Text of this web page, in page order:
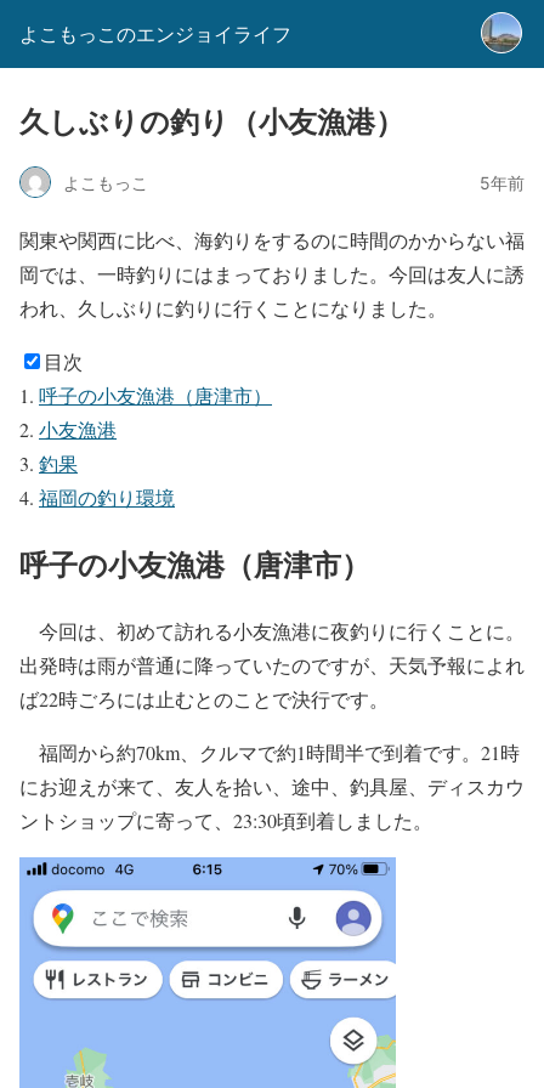
よこもっこのエンジョイライフ
久しぶりの釣り（小友漁港）
よこもっこ 5年前
関東や関西に比べ、海釣りをするのに時間のかからない福
岡では、一時釣りにはまっておりました。今回は友人に誘
われ、久しぶりに釣りに行くことになりました。
目次
呼子の小友漁港（唐津市）
小友漁港
釣果
福岡の釣り環境
呼子の小友漁港（唐津市）
今回は、初めて訪れる小友漁港に夜釣りに行くことに。
出発時は雨が普通に降っていたのですが、天気予報によれ
ば22時ごろには止むとのことで決行です。
福岡から約70km、クルマで約1時間半で到着です。21時
にお迎えが来て、友人を拾い、途中、釣具屋、ディスカウ
ントショップに寄って、23:30頃到着しました。